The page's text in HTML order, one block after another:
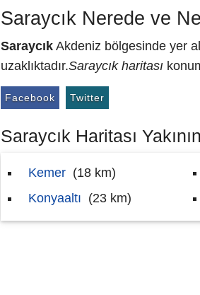
Saraycık Nerede ve
Saraycık Akdeniz bölgesinde yer
uzaklıktadır.Saraycık haritası
Facebook Twitter
Saraycık Haritası
Kemer (18 km)
Konyaaltı (23 km)